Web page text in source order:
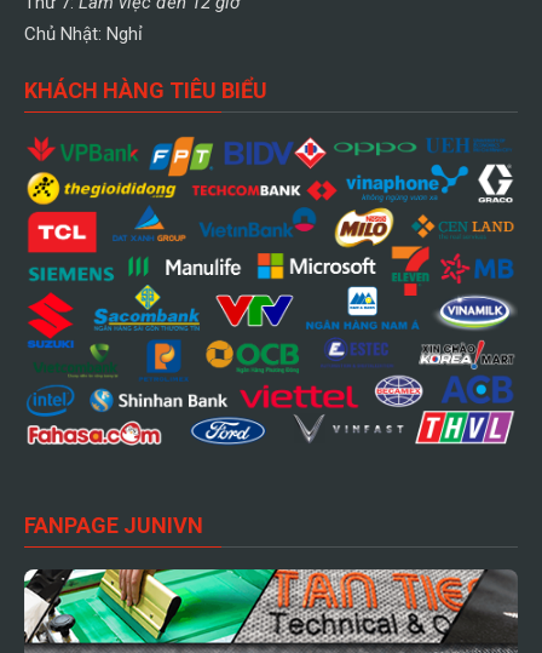
Chủ Nhật: Nghỉ
KHÁCH HÀNG TIÊU BIỂU
FANPAGE JUNIVN